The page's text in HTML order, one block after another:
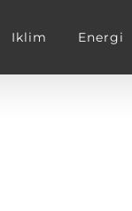
Iklim Energi